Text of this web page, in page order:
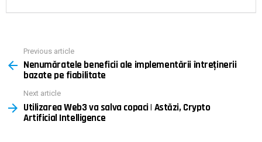
more
Previous article
Nenumăratele beneficii ale implementării întreținerii
bazate pe fiabilitate
Next article
Utilizarea Web3 va salva copaci | Astăzi, Crypto
Artificial Intelligence